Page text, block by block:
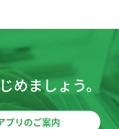
めましょう。
プリのご案内